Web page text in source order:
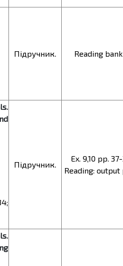
Підручник. Reading
Підручник.
Ex. 9,10 pp.
Reading: output